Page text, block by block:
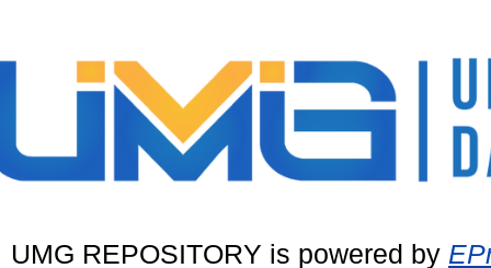
UMG REPOSITORY is powered by